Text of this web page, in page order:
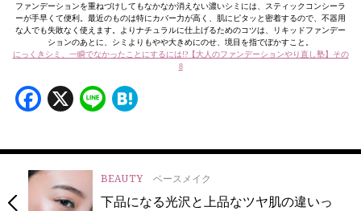
ファンデーションを重ねづけしてもなかなか消えない濃いシミには、スティックコンシーラ
ーが手早くて便利。最近のものは特にカバー力が高く、肌にピタッと密着するので、不器用
な人でも失敗なく使えます。よりナチュラルに仕上げるためのコツは、リキッドファンデー
ションのあとに、シミよりもやや大きめにのせ、境目を指でぼかすこと。
にっくきシミ、一瞬でなかったことにするには!?【大人のファンデーションやり直し塾】その
8
Facebook
X Line
BEAUTY ベースメイク
下品になる光沢と上品なツヤ肌の違いっ